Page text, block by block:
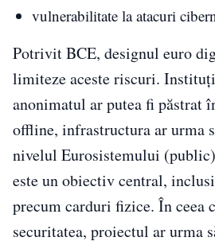
vulnerabilitate la atacuri
Potrivit BCE, designul euro
limiteze aceste riscuri.
anonimatul ar putea fi păstrat
offline, infrastructura ar urma
nivelul Eurosistemului
este un obiectiv central,
precum carduri fizice. În ceea
securitatea, proiectul ar urma